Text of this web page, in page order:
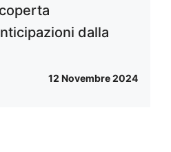
dalla
12 Novembre 2024